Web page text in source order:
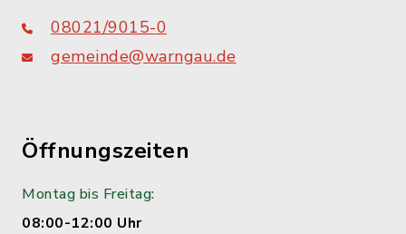
08021/9015-0
gemeinde@warngau.de
Öffnungszeiten
Montag bis Freitag:
08:00-12:00 Uhr